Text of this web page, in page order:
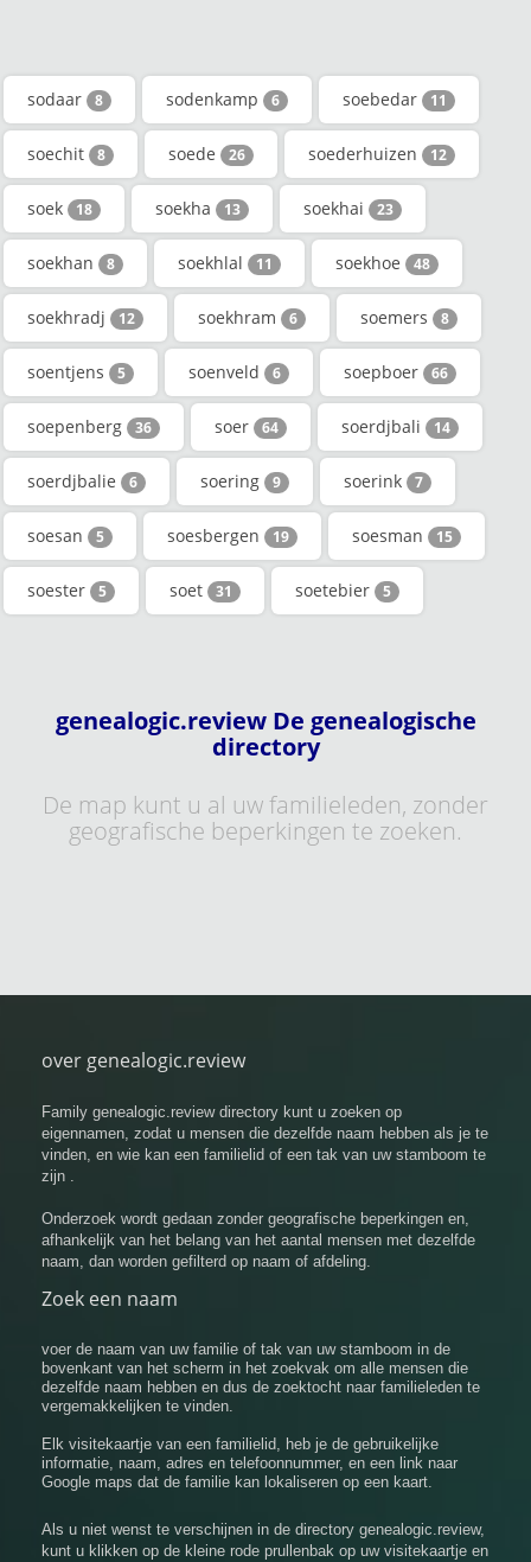
sodaar 8 sodenkamp 6 soebedar 11
soechit 8 soede 26 soederhuizen 12
soek 18 soekha 13 soekhai 23
soekhan 8 soekhlal 11 soekhoe 48
soekhradj 12 soekhram 6 soemers 8
soentjens 5 soenveld 6 soepboer 66
soepenberg 36 soer 64 soerdjbali 14
soerdjbalie 6 soering 9 soerink 7
soesan 5 soesbergen 19 soesman 15
soester 5 soet 31 soetebier 5
genealogic.review De genealogische
directory
De map kunt u al uw familieleden, zonder
geografische beperkingen te zoeken.
over genealogic.review
Family genealogic.review directory kunt u zoeken op
eigennamen, zodat u mensen die dezelfde naam hebben als je te
vinden, en wie kan een familielid of een tak van uw stamboom te
zijn .
Onderzoek wordt gedaan zonder geografische beperkingen en,
afhankelijk van het belang van het aantal mensen met dezelfde
naam, dan worden gefilterd op naam of afdeling.
Zoek een naam
voer de naam van uw familie of tak van uw stamboom in de
bovenkant van het scherm in het zoekvak om alle mensen die
dezelfde naam hebben en dus de zoektocht naar familieleden te
vergemakkelijken te vinden.
Elk visitekaartje van een familielid, heb je de gebruikelijke
informatie, naam, adres en telefoonnummer, en een link naar
Google maps dat de familie kan lokaliseren op een kaart.
Als u niet wenst te verschijnen in de directory genealogic.review,
kunt u klikken op de kleine rode prullenbak op uw visitekaartje en